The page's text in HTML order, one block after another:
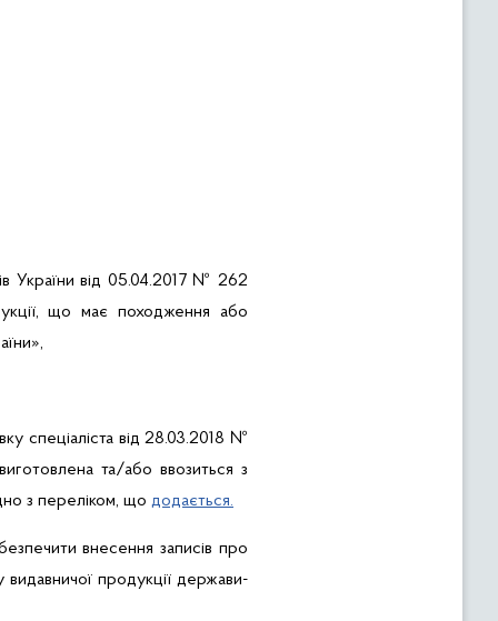
України від 05.04.2017 № 262
що має походження або
спеціаліста від 28.03.2018 №
та/або ввозиться з
з переліком, що додається.
внесення записів про
видавничої продукції держави-